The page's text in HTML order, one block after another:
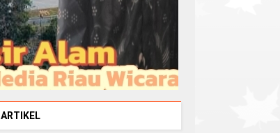
ARTIKEL